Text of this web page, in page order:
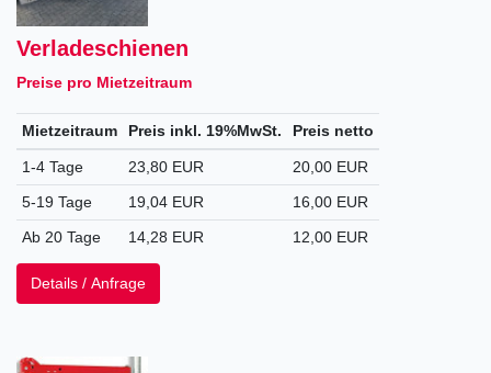
Verladeschienen
Preise pro Mietzeitraum
Mietzeitraum Preis inkl. 19%MwSt. Preis netto
1-4 Tage 23,80 EUR
20,00 EUR
5-19 Tage
19,04 EUR
16,00 EUR
Ab 20 Tage
14,28 EUR 12,00 EUR
Details / Anfrage